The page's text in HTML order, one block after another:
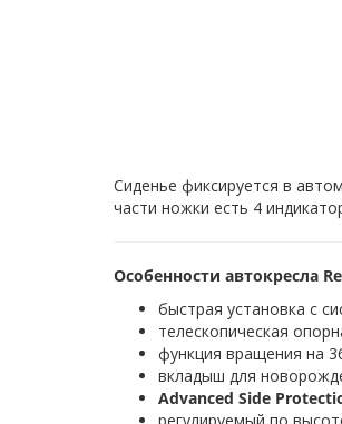
Сиденье фиксируется в
части ножки есть 4
Особенности автокресла
быстрая установка с
телескопическая
функция вращения на
вкладыш для
Advanced Side